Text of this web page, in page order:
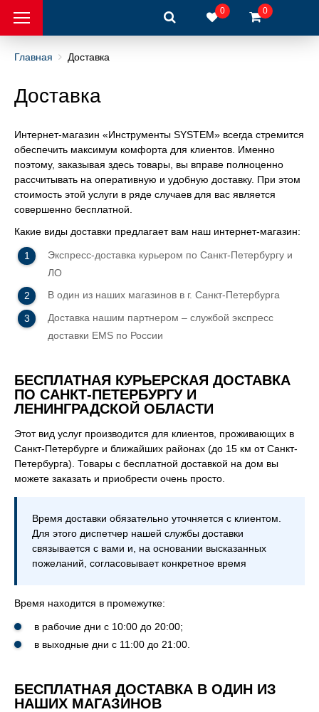
инструмент
и пресс форма
0 0
Главная Доставка
Доставка
Интернет-магазин «Инструменты SYSTEM» всегда стремится
обеспечить максимум комфорта для клиентов. Именно
поэтому, заказывая здесь товары, вы вправе полноценно
рассчитывать на оперативную и удобную доставку. При этом
стоимость этой услуги в ряде случаев для вас является
совершенно бесплатной.
Какие виды доставки предлагает вам наш интернет-магазин:
Экспресс-доставка курьером по Санкт-Петербургу и
ЛО
В один из наших магазинов в г. Санкт-Петербурга
Доставка нашим партнером – службой экспресс
доставки EMS по России
БЕСПЛАТНАЯ КУРЬЕРСКАЯ ДОСТАВКА
ПО САНКТ-ПЕТЕРБУРГУ И
ЛЕНИНГРАДСКОЙ ОБЛАСТИ
Этот вид услуг производится для клиентов, проживающих в
Санкт-Петербурге и ближайших районах (до 15 км от Санкт-
Петербурга). Товары с бесплатной доставкой на дом вы
можете заказать и приобрести очень просто.
Время доставки обязательно уточняется с клиентом.
Для этого диспетчер нашей службы доставки
связывается с вами и, на основании высказанных
пожеланий, согласовывает конкретное время
Время находится в промежутке:
в рабочие дни с 10:00 до 20:00;
в выходные дни с 11:00 до 21:00.
БЕСПЛАТНАЯ ДОСТАВКА В ОДИН ИЗ
НАШИХ МАГАЗИНОВ